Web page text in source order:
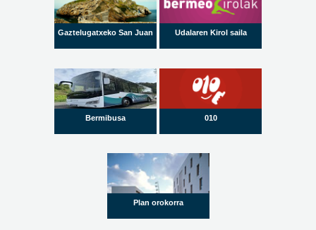
Gaztelugatxeko San Juan Udalaren Kirol saila
Bermibusa 010
Plan orokorra